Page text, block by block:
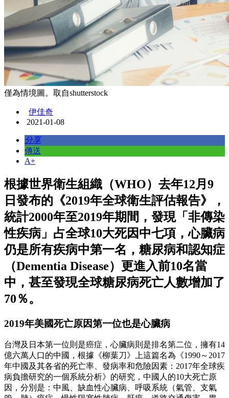
僅為情境圖。取自shutterstock
伊佳奇
2021-01-08
分享
傳送
A+
根據世界衛生組織（WHO）去年12月9
日發布的《2019年全球衛生評估報告》，
統計2000年至2019年期間，發現「非傳染
性疾病」占全球10大死因中七項，心臟病
仍是所有疾病中第一名，糖尿病和認知症
（Dementia Disease）更進入前10名當
中，甚至發現全球糖尿病死亡人數增加了
70％。
2019年美國死亡原因第一位也是心臟病
台灣及日本第一位則是癌症，心臟病則是排名第二位，擁有14
億六萬人口的中國，根據《柳葉刀》上這篇名為《1990～2017
年中國及其各省的死亡率、發病率和危險因素：2017年全球疾
病負擔研究的一個系統分析》的研究，中國人的10大死亡原
因，分別是：中風、缺血性心臟病、呼吸系統（氣管、支氣